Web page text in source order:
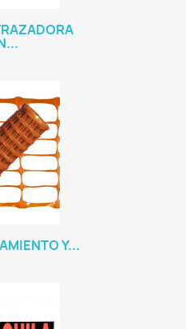
Y...